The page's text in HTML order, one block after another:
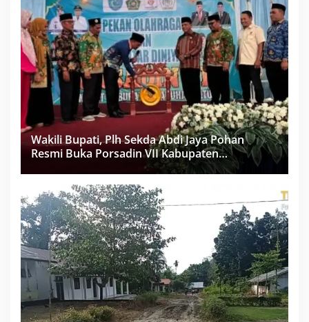
Wakili Bupati, Plh Sekda Abdi Jaya Pohan
Resmi Buka Porsadin VII Kabupaten